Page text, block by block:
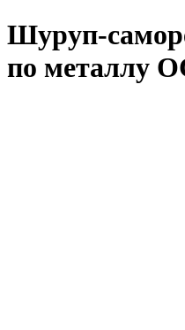
Шуруп-
по металлу